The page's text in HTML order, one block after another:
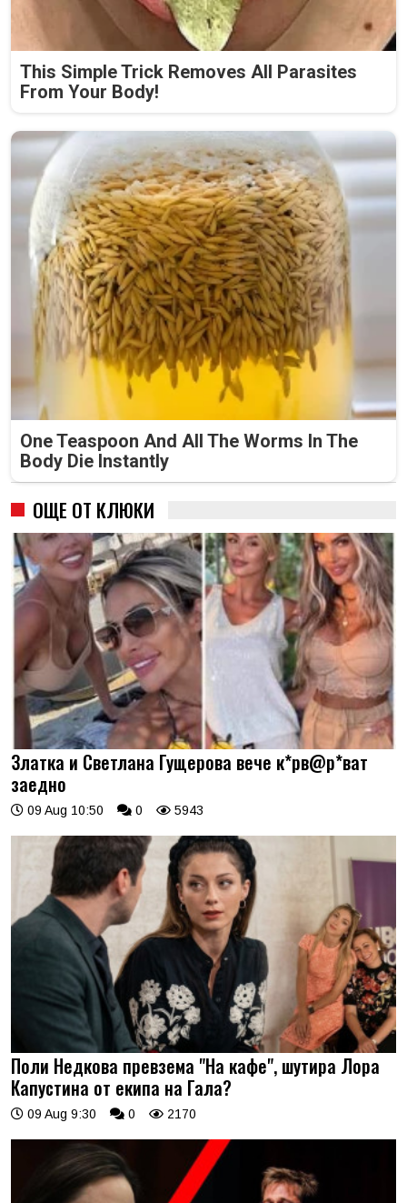
This Simple Trick Removes All Parasites
From Your Body!
One Teaspoon And All The Worms In The
Body Die Instantly
ОЩЕ ОТ КЛЮКИ
Златка и Светлана Гущерова вече к*рв@р*ват
заедно
09 Aug 10:50 0 5943
Поли Недкова превзема "На кафе", шутира Лора
Капустина от екипа на Гала?
09 Aug 9:30 0 2170